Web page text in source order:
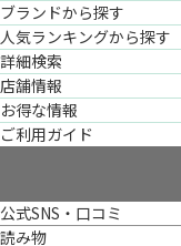
ブランドから探す
人気ランキングから探す
詳細検索
店舗情報
お得な情報
ご利用ガイド
公式SNS・口コミ
読み物